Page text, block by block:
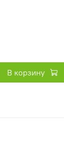
В корзину